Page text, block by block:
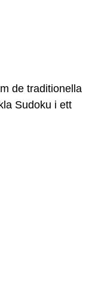
de traditionella
Sudoku i ett